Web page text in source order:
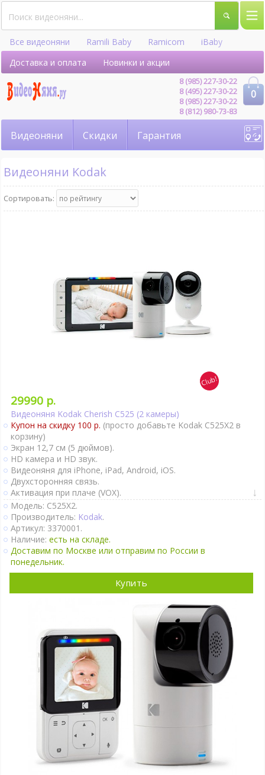
Все видеоняни Ramili Baby Ramicom
iBaby
Hellobaby
Доставка и оплата Новинки и акции
0
8 (985) 227-30-22
8 (495) 227-30-22
8 (985) 227-30-22
8 (812) 980-73-83
Видеоняни Скидки Гарантия
Видеоняни Kodak
Сортировать:
29990 р.
Видеоняня Kodak Cherish C525 (2 камеры)
Купон на скидку 100 р. (просто добавьте Kodak C525X2 в
корзину)
Экран 12,7 см (5 дюймов).
HD камера и HD звук.
Видеоняня для iPhone, iPad, Android, iOS.
Двухсторонняя связь.
Активация при плаче (VOX).
Термометр.
Оповещение об изменении температуры.
Колыбельные мелодии.
Поворот камеры удалённо.
Автономное питание детского блока.
Крепление на стене.
Ночное видение.
Интернет-доступ через Wi-Fi.
2 камеры в комплекте.
Модель: C525X2.
Производитель: Kodak.
Артикул: 3370001.
Наличие:есть на складе.
Доставим по Москве или отправим по России в
понедельник.
Купить